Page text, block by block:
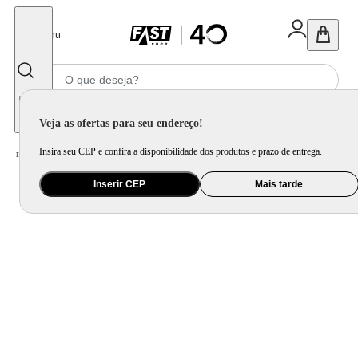
Menu
Veja as ofertas para seu endereço!
Insira seu CEP e confira a disponibilidade dos produtos e prazo de entrega.
Inserir CEP Mais tarde
Home Utilidade Doméstica Cozinha / Assadeira, Forma e Travessa